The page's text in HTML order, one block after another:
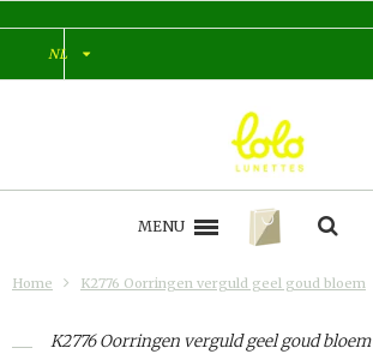
NL
MENU
Home K2776 Oorringen verguld geel goud bloem
K2776 Oorringen verguld geel goud bloem